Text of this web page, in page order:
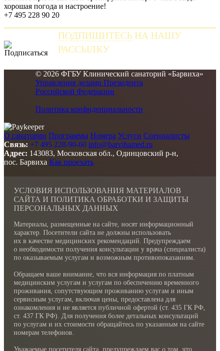
хорошая погода и настроение!
+7 495 228 90 20
ПОДПИШИТЕСЬ НА НАШУ
РАССЫЛКУ
© 2026 ФГБУ Клинический санаторий «Барвиха»
Управления делами Президента
Российской Федерации
Политика конфиденциальности
О санатории Программы Номера Услуги Специалисты
Связь: +7 495 228-90-60 info@barvihamed.ru
Адрес: 143083, Московская обл., Одинцовский р-н,
пос. Барвиха Как проехать
УСЛОВИЯ ИСПОЛЬЗОВАНИЯ МАТЕРИАЛОВ
САЙТА И ПОЛИТИКА ОБРАБОТКИ И ЗАЩИТЫ
ПЕРСОНАЛЬНЫХ ДАННЫХ
Материалы, размещенные на сайте, носят информационный
характер. Посетители сайта не должны использовать
их в качестве медицинских рекомендаций. Предупреждаем
о необходимости получения консультации у врача (специалиста)
по оказываемым услугам и возможным противопоказаниям.
Обращаем ваше внимание, что вся информация по платным
медицинским услугам и услугам по обеспечению временного
проживания, сопутствующим проживанию услугам и иным
сервисным услугам, включая цены, предоставлена для
ознакомления и не является публичной офертой (ст. 435 ГК РФ,
cт. 437 ГК РФ). Для получения более детальных консультаций
по услугам и их стоимости обращайтесь по указанным на сайте
номерам телефонов.
Уважаемые посетителя сайта, предупреждаем вас о том, что